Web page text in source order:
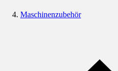
Maschinenzubehör